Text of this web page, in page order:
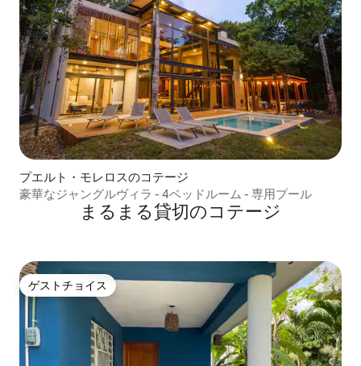
プエルト・モレロスのコテージ
豪華なジャングルヴィラ - 4ベッドルーム - 専用プール
まるまる貸切のコテージ
ゲストチョイス
ゲストチョイス